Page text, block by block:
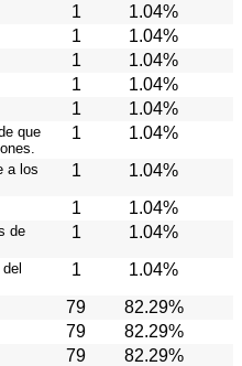
1 1.04%
1 1.04%
1 1.04%
1 1.04%
1 1.04%
que
1 1.04%
a los
1 1.04%
1 1.04%
de
1 1.04%
1 1.04%
79 82.29%
79 82.29%
79 82.29%